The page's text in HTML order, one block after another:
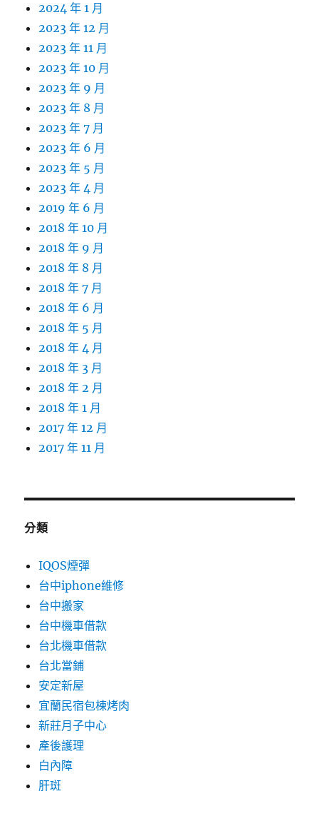
2024 年 1 月
2023 年 12 月
2023 年 11 月
2023 年 10 月
2023 年 9 月
2023 年 8 月
2023 年 7 月
2023 年 6 月
2023 年 5 月
2023 年 4 月
2019 年 6 月
2018 年 10 月
2018 年 9 月
2018 年 8 月
2018 年 7 月
2018 年 6 月
2018 年 5 月
2018 年 4 月
2018 年 3 月
2018 年 2 月
2018 年 1 月
2017 年 12 月
2017 年 11 月
分類
IQOS煙彈
台中iphone維修
台中搬家
台中機車借款
台北機車借款
台北當鋪
安定新屋
宜蘭民宿包棟烤肉
新莊月子中心
產後護理
白內障
肝斑